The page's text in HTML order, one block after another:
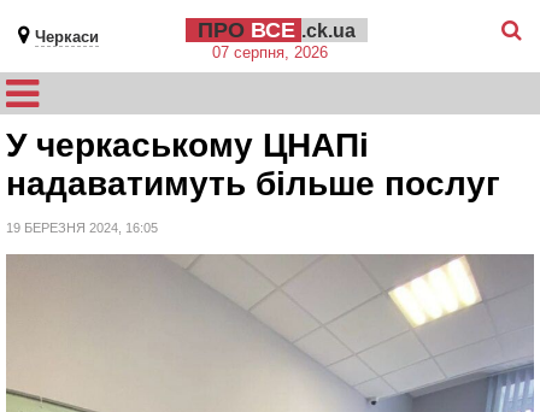
Черкаси ПРО ВСЕ .ck.ua
07 серпня, 2026
У черкаському ЦНАПі
надаватимуть більше послуг
19 БЕРЕЗНЯ 2024, 16:05